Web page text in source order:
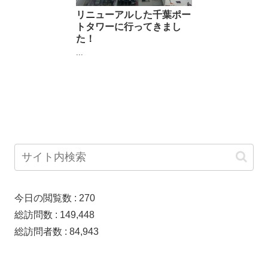
リニューアルした千葉ポー
トタワーに行ってきまし
た！
...
今日の閲覧数 : 270
総訪問数 : 149,448
総訪問者数 : 84,943